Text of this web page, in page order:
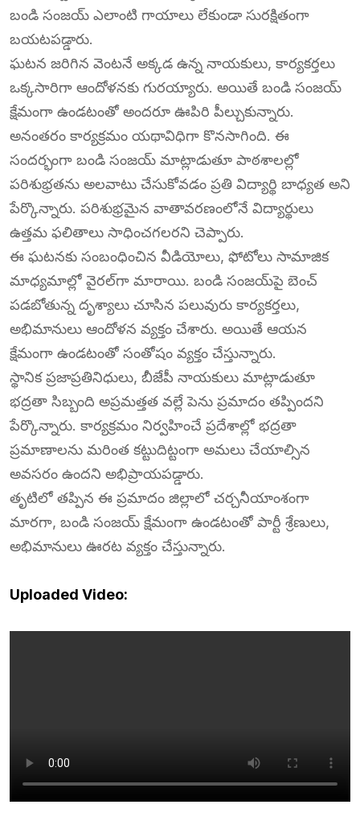
బండి సంజయ్ ఎలాంటి గాయాలు లేకుండా సురక్షితంగా
బయటపడ్డారు.
ఘటన జరిగిన వెంటనే అక్కడ ఉన్న నాయకులు, కార్యకర్తలు
ఒక్కసారిగా ఆందోళనకు గురయ్యారు. అయితే బండి సంజయ్
క్షేమంగా ఉండటంతో అందరూ ఊపిరి పీల్చుకున్నారు.
అనంతరం కార్యక్రమం యథావిధిగా కొనసాగింది. ఈ
సందర్భంగా బండి సంజయ్ మాట్లాడుతూ పాఠశాలల్లో
పరిశుభ్రతను అలవాటు చేసుకోవడం ప్రతి విద్యార్థి బాధ్యత అని
పేర్కొన్నారు. పరిశుభ్రమైన వాతావరణంలోనే విద్యార్థులు
ఉత్తమ ఫలితాలు సాధించగలరని చెప్పారు.
ఈ ఘటనకు సంబంధించిన వీడియోలు, ఫోటోలు సామాజిక
మాధ్యమాల్లో వైరల్‌గా మారాయి. బండి సంజయ్‌పై బెంచ్
పడబోతున్న దృశ్యాలు చూసిన పలువురు కార్యకర్తలు,
అభిమానులు ఆందోళన వ్యక్తం చేశారు. అయితే ఆయన
క్షేమంగా ఉండటంతో సంతోషం వ్యక్తం చేస్తున్నారు.
స్థానిక ప్రజాప్రతినిధులు, బీజేపీ నాయకులు మాట్లాడుతూ
భద్రతా సిబ్బంది అప్రమత్తత వల్లే పెను ప్రమాదం తప్పిందని
పేర్కొన్నారు. కార్యక్రమం నిర్వహించే ప్రదేశాల్లో భద్రతా
ప్రమాణాలను మరింత కట్టుదిట్టంగా అమలు చేయాల్సిన
అవసరం ఉందని అభిప్రాయపడ్డారు.
తృటిలో తప్పిన ఈ ప్రమాదం జిల్లాలో చర్చనీయాంశంగా
మారగా, బండి సంజయ్ క్షేమంగా ఉండటంతో పార్టీ శ్రేణులు,
అభిమానులు ఊరట వ్యక్తం చేస్తున్నారు.
Uploaded Video: